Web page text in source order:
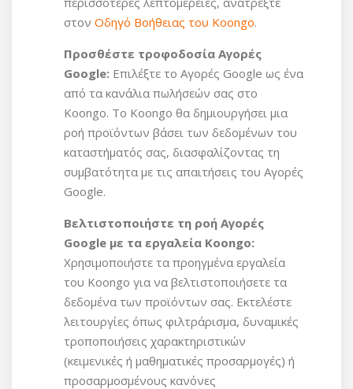
στον Οδηγό Βοήθειας του Koongo.
Προσθέστε τροφοδοσία Αγορές
Google: Επιλέξτε το Αγορές Google ως ένα
από τα κανάλια πωλήσεών σας στο
Koongo. Το Koongo θα δημιουργήσει μια
ροή προϊόντων βάσει των δεδομένων του
καταστήματός σας, διασφαλίζοντας τη
συμβατότητα με τις απαιτήσεις του Αγορές
Google.
Βελτιστοποιήστε τη ροή Αγορές
Google με τα εργαλεία Koongo:
Χρησιμοποιήστε τα προηγμένα εργαλεία
του Koongo για να βελτιστοποιήσετε τα
δεδομένα των προϊόντων σας. Εκτελέστε
λειτουργίες όπως φιλτράρισμα, δυναμικές
τροποποιήσεις χαρακτηριστικών
(κειμενικές ή μαθηματικές προσαρμογές) ή
προσαρμοσμένους κανόνες